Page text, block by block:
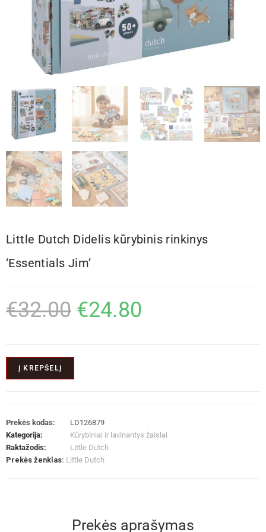
Little Dutch Didelis kūrybinis rinkinys
‘Essentials Jim’
€32.00 €24.80
Į KREPŠELĮ
Prekės kodas:
LD126879
Kategorija:
Kūrybiniai ir lavinantys žaislai
Raktažodis:
Little Dutch
Prekės ženklas: Little Dutch
Prekės aprašymas